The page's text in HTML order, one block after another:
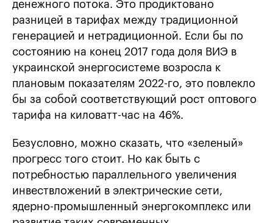
денежного потока. Это продиктовано
разницей в тарифах между традиционной
генерацией и нетрадиционной. Если бы по
состоянию на конец 2017 года доля ВИЭ в
украинской энергосистеме возросла к
плановым показателям 2022-го, это повлекло
бы за собой соответствующий рост оптового
тарифа на киловатт-час на 46%.
Безусловно, можно сказать, что «зеленый»
прогресс того стоит. Но как быть с
потребностью параллельного увеличения
инвествложений в электрические сети,
ядерно-промышленный энергокомплекс или